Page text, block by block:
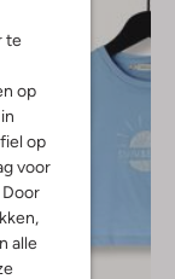
te
op
op
voor
alle